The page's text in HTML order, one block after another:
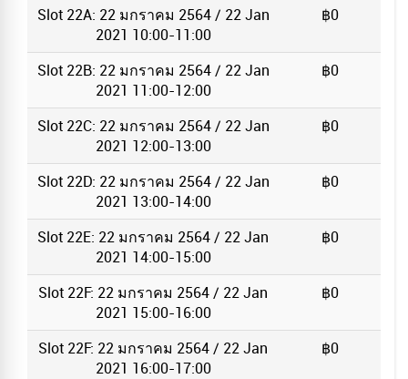
Slot 22A: 22 มกราคม 2564 / 22 Jan
2021 10:00-11:00
฿0
Slot 22B: 22 มกราคม 2564 / 22 Jan
2021 11:00-12:00
฿0
Slot 22C: 22 มกราคม 2564 / 22 Jan
2021 12:00-13:00
฿0
Slot 22D: 22 มกราคม 2564 / 22 Jan
2021 13:00-14:00
฿0
Slot 22E: 22 มกราคม 2564 / 22 Jan
2021 14:00-15:00
฿0
Slot 22F: 22 มกราคม 2564 / 22 Jan
2021 15:00-16:00
฿0
Slot 22F: 22 มกราคม 2564 / 22 Jan
2021 16:00-17:00
฿0